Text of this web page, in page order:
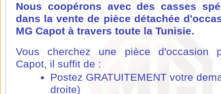
Nous coopérons avec des casses
dans la vente de pièce détachée
MG Capot à travers toute la Tunisie.
Vous cherchez une pièce d'occasion
Capot, il suffit de :
Postez GRATUITEMENT votre
droite)